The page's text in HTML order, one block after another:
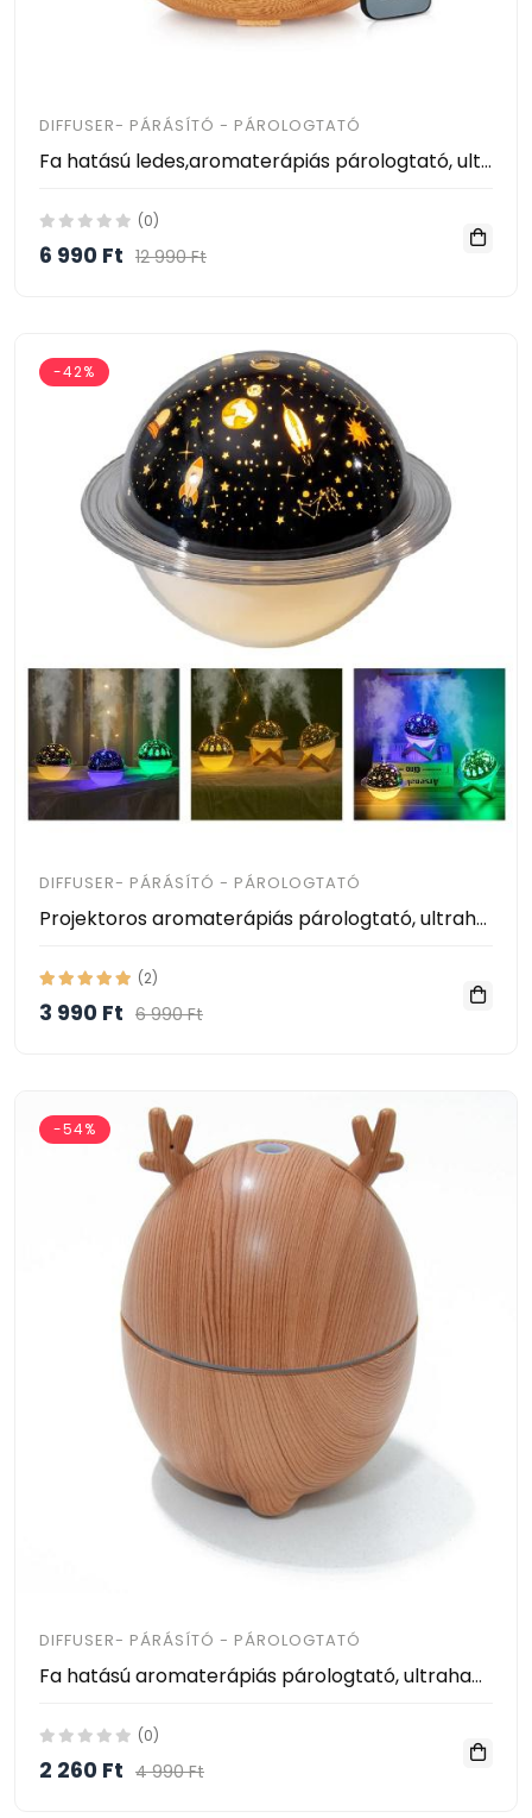
DIFFUSER- PÁRÁSÍTÓ - PÁROLOGTATÓ
Fa hatású ledes,aromaterápiás párologtató, ultrahangos párásító és illatosító 500ml - távirányítóval
(0)
6 990 Ft 12 990 Ft
-42%
DIFFUSER- PÁRÁSÍTÓ - PÁROLOGTATÓ
Projektoros aromaterápiás párologtató, ultrahangos párásító és illatosító 250ml
(2)
3 990 Ft 6 990 Ft
-54%
DIFFUSER- PÁRÁSÍTÓ - PÁROLOGTATÓ
Fa hatású aromaterápiás párologtató, ultrahangos párásító és illatosító - 200 ml
(0)
2 260 Ft 4 990 Ft